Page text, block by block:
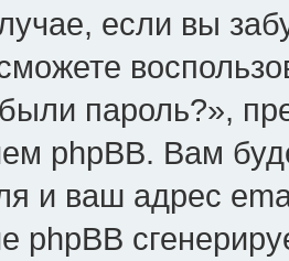
если вы
пароль?»,
phpBB. Вам
и ваш адрес
phpBB